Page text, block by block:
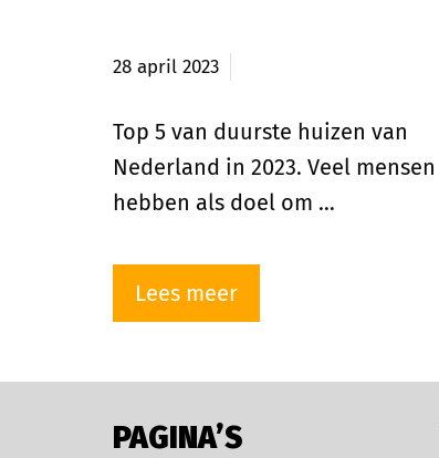
28 april 2023
Top 5 van duurste huizen van
Nederland in 2023. Veel mensen
hebben als doel om …
Lees meer
PAGINA’S